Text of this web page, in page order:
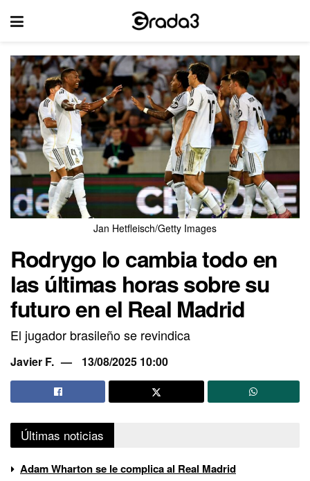
Jan Hetfleisch/Getty Images
Rodrygo lo cambia todo en
las últimas horas sobre su
futuro en el Real Madrid
El jugador brasileño se revindica
Javier F. 13/08/2025 10:00
Últimas noticias
Adam Wharton se le complica al Real Madrid